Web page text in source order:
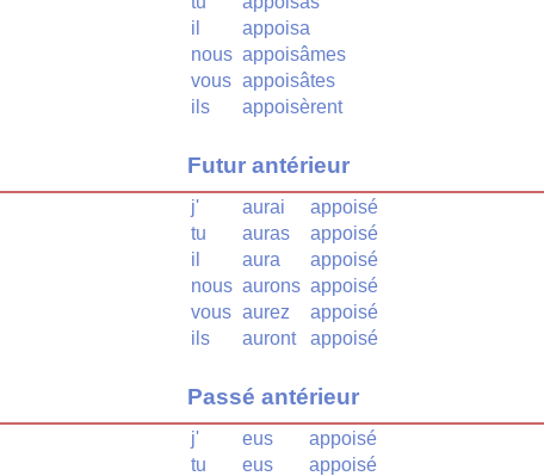
il
appoisa
nous appoisâmes
vous appoisâtes
ils
appoisèrent
Futur antérieur
j' aurai
appoisé
tu
auras
appoisé
il
aura
appoisé
nous aurons appoisé
vous aurez
appoisé
ils
auront appoisé
Passé antérieur
j' eus
appoisé
tu
eus
appoisé